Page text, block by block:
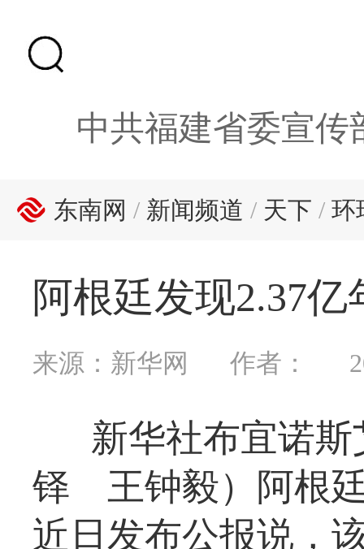
中共福建省委宣传
东南网 / 新闻频道 / 天下 / 环
阿根廷发现2.37
来源：新华网 作者：
新华社布宜诺
铎 王钟毅）阿根
近日发布公报说，